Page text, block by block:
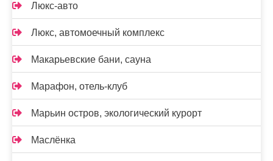
Люкс-авто
Люкс, автомоечный комплекс
Макарьевские бани, сауна
Марафон, отель-клуб
Марьин остров, экологический курорт
Маслёнка